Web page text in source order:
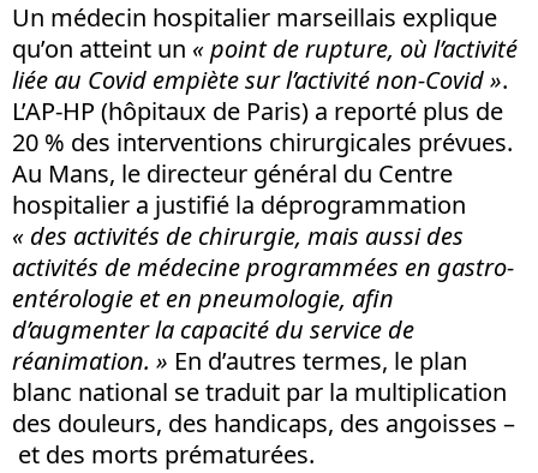
Un médecin hospitalier marseillais explique
qu’on atteint un « point de rupture, où l’activité
liée au Covid empiète sur l’activité non-Covid».
L’AP-HP (hôpitaux de Paris) a reporté plus de
20 % des interventions chirurgicales prévues.
Au Mans, le directeur général du Centre
hospitalier a justifié la déprogrammation
« des activités de chirurgie, mais aussi des
activités de médecine programmées en gastro-
entérologie et en pneumologie, afin
d’augmenter la capacité du service de
réanimation. » En d’autres termes, le plan
blanc national se traduit par la multiplication
des douleurs, des handicaps, des angoisses –
et des morts prématurées.